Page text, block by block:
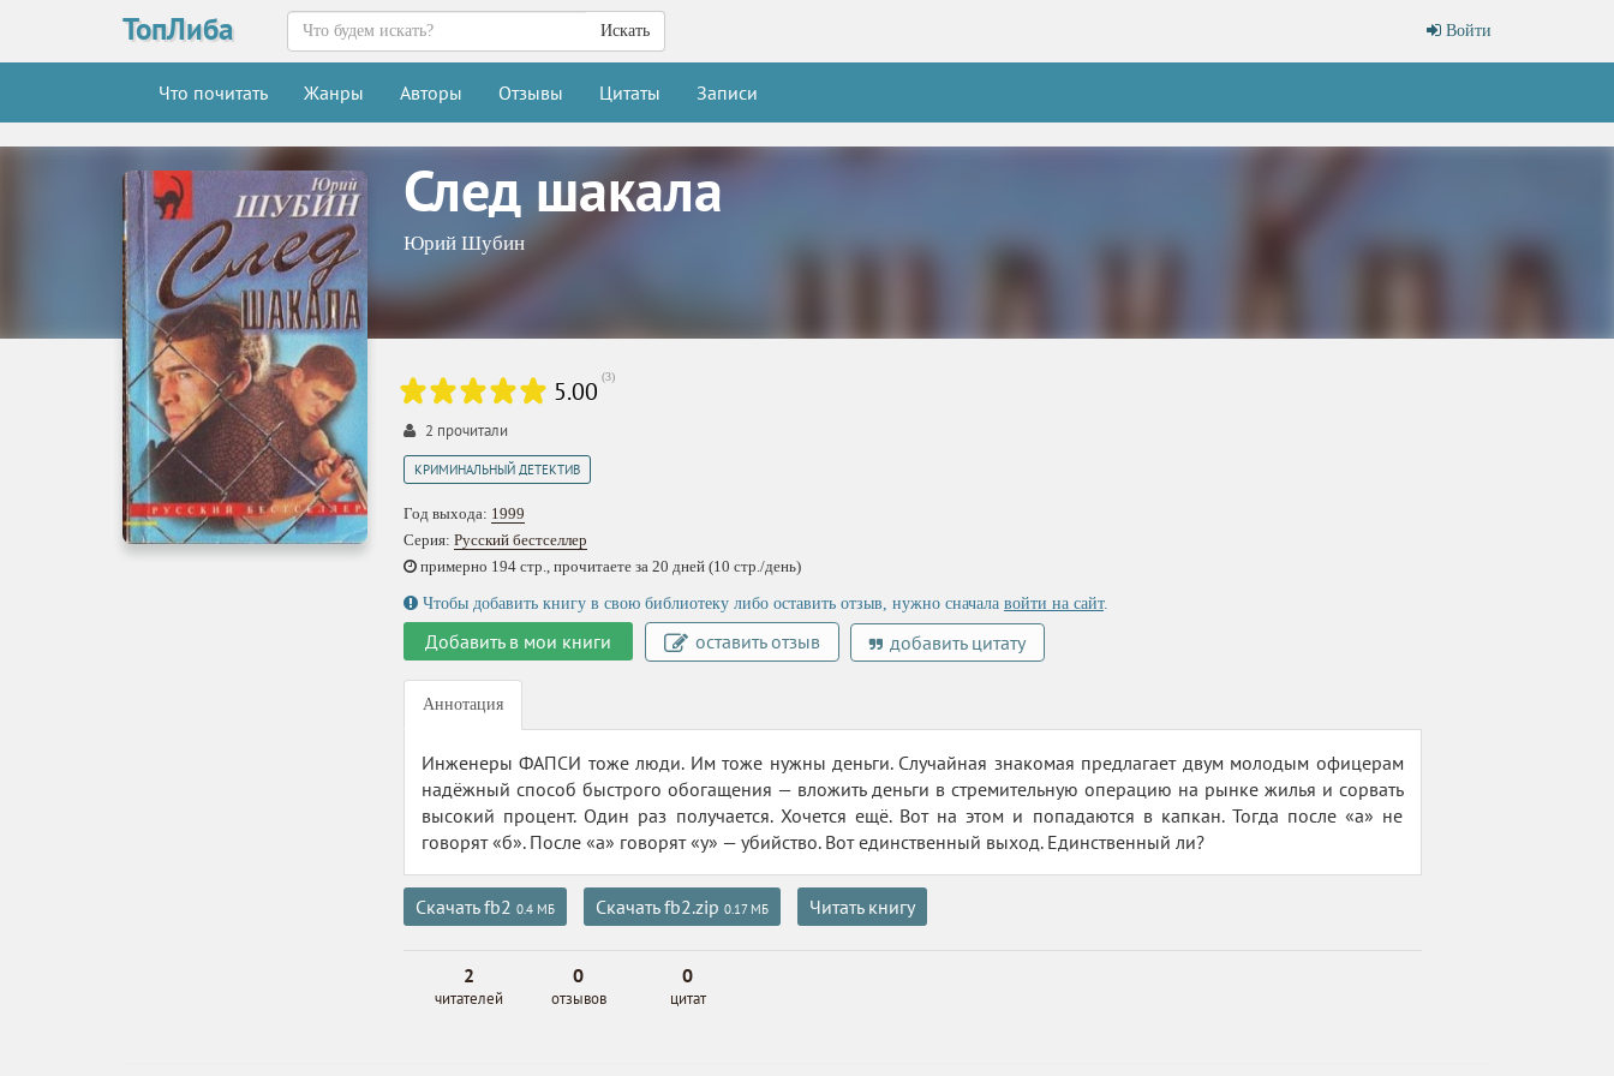
ТопЛиба Войти
Искать
Что почитать Жанры Авторы Отзывы Цитаты Записи
След шакала
Юрий Шубин
5.00 (3)
2 прочитали
КРИМИНАЛЬНЫЙ ДЕТЕКТИВ
Год выхода: 1999
Серия: Русский бестселлер
примерно 194 стр., прочитаете за 20 дней (10 стр./день)
Чтобы добавить книгу в свою библиотеку либо оставить отзыв, нужно сначала войти на сайт.
Добавить в мои книги оставить отзыв добавить цитату
Аннотация
Инженеры ФАПСИ тоже люди. Им тоже нужны деньги. Случайная знакомая предлагает двум молодым офицерам
надёжный способ быстрого обогащения — вложить деньги в стремительную операцию на рынке жилья и сорвать
высокий процент. Один раз получается. Хочется ещё. Вот на этом и попадаются в капкан. Тогда после «а» не
говорят «б». После «а» говорят «у» — убийство. Вот единственный выход. Единственный ли?
Скачать fb2 0.4 МБ Скачать fb2.zip 0.17 МБ Читать книгу
2
читателей
0
отзывов
0
цитат